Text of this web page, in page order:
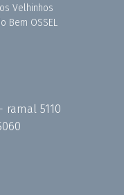
Velhinhos
Bem OSSEL
ramal 5110